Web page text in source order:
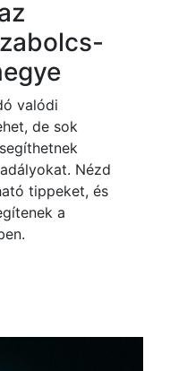
valódi
de sok
Nézd
tippeket, és
a